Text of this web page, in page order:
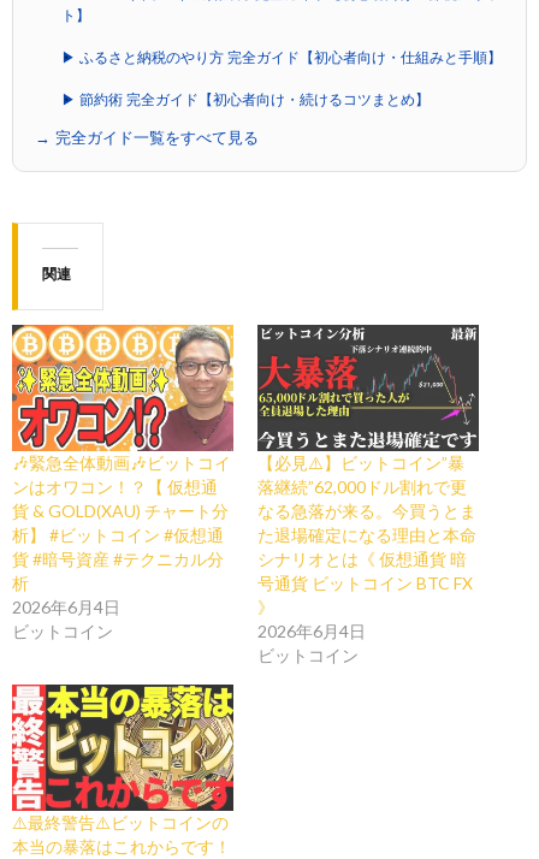
ト】
▶ ふるさと納税のやり方 完全ガイド【初心者向け・仕組みと手順】
▶ 節約術 完全ガイド【初心者向け・続けるコツまとめ】
→ 完全ガイド一覧をすべて見る
関連
🎶緊急全体動画🎶ビットコイ
ンはオワコン！？【 仮想通
貨 & GOLD(XAU) チャート分
析】 #ビットコイン #仮想通
貨 #暗号資産 #テクニカル分
析
2026年6月4日
ビットコイン
【必見⚠️】ビットコイン”暴
落継続”62,000ドル割れで更
なる急落が来る。今買うとま
た退場確定になる理由と本命
シナリオとは《 仮想通貨 暗
号通貨 ビットコイン BTC FX
》
2026年6月4日
ビットコイン
⚠️最終警告⚠️ビットコインの
本当の暴落はこれからです！